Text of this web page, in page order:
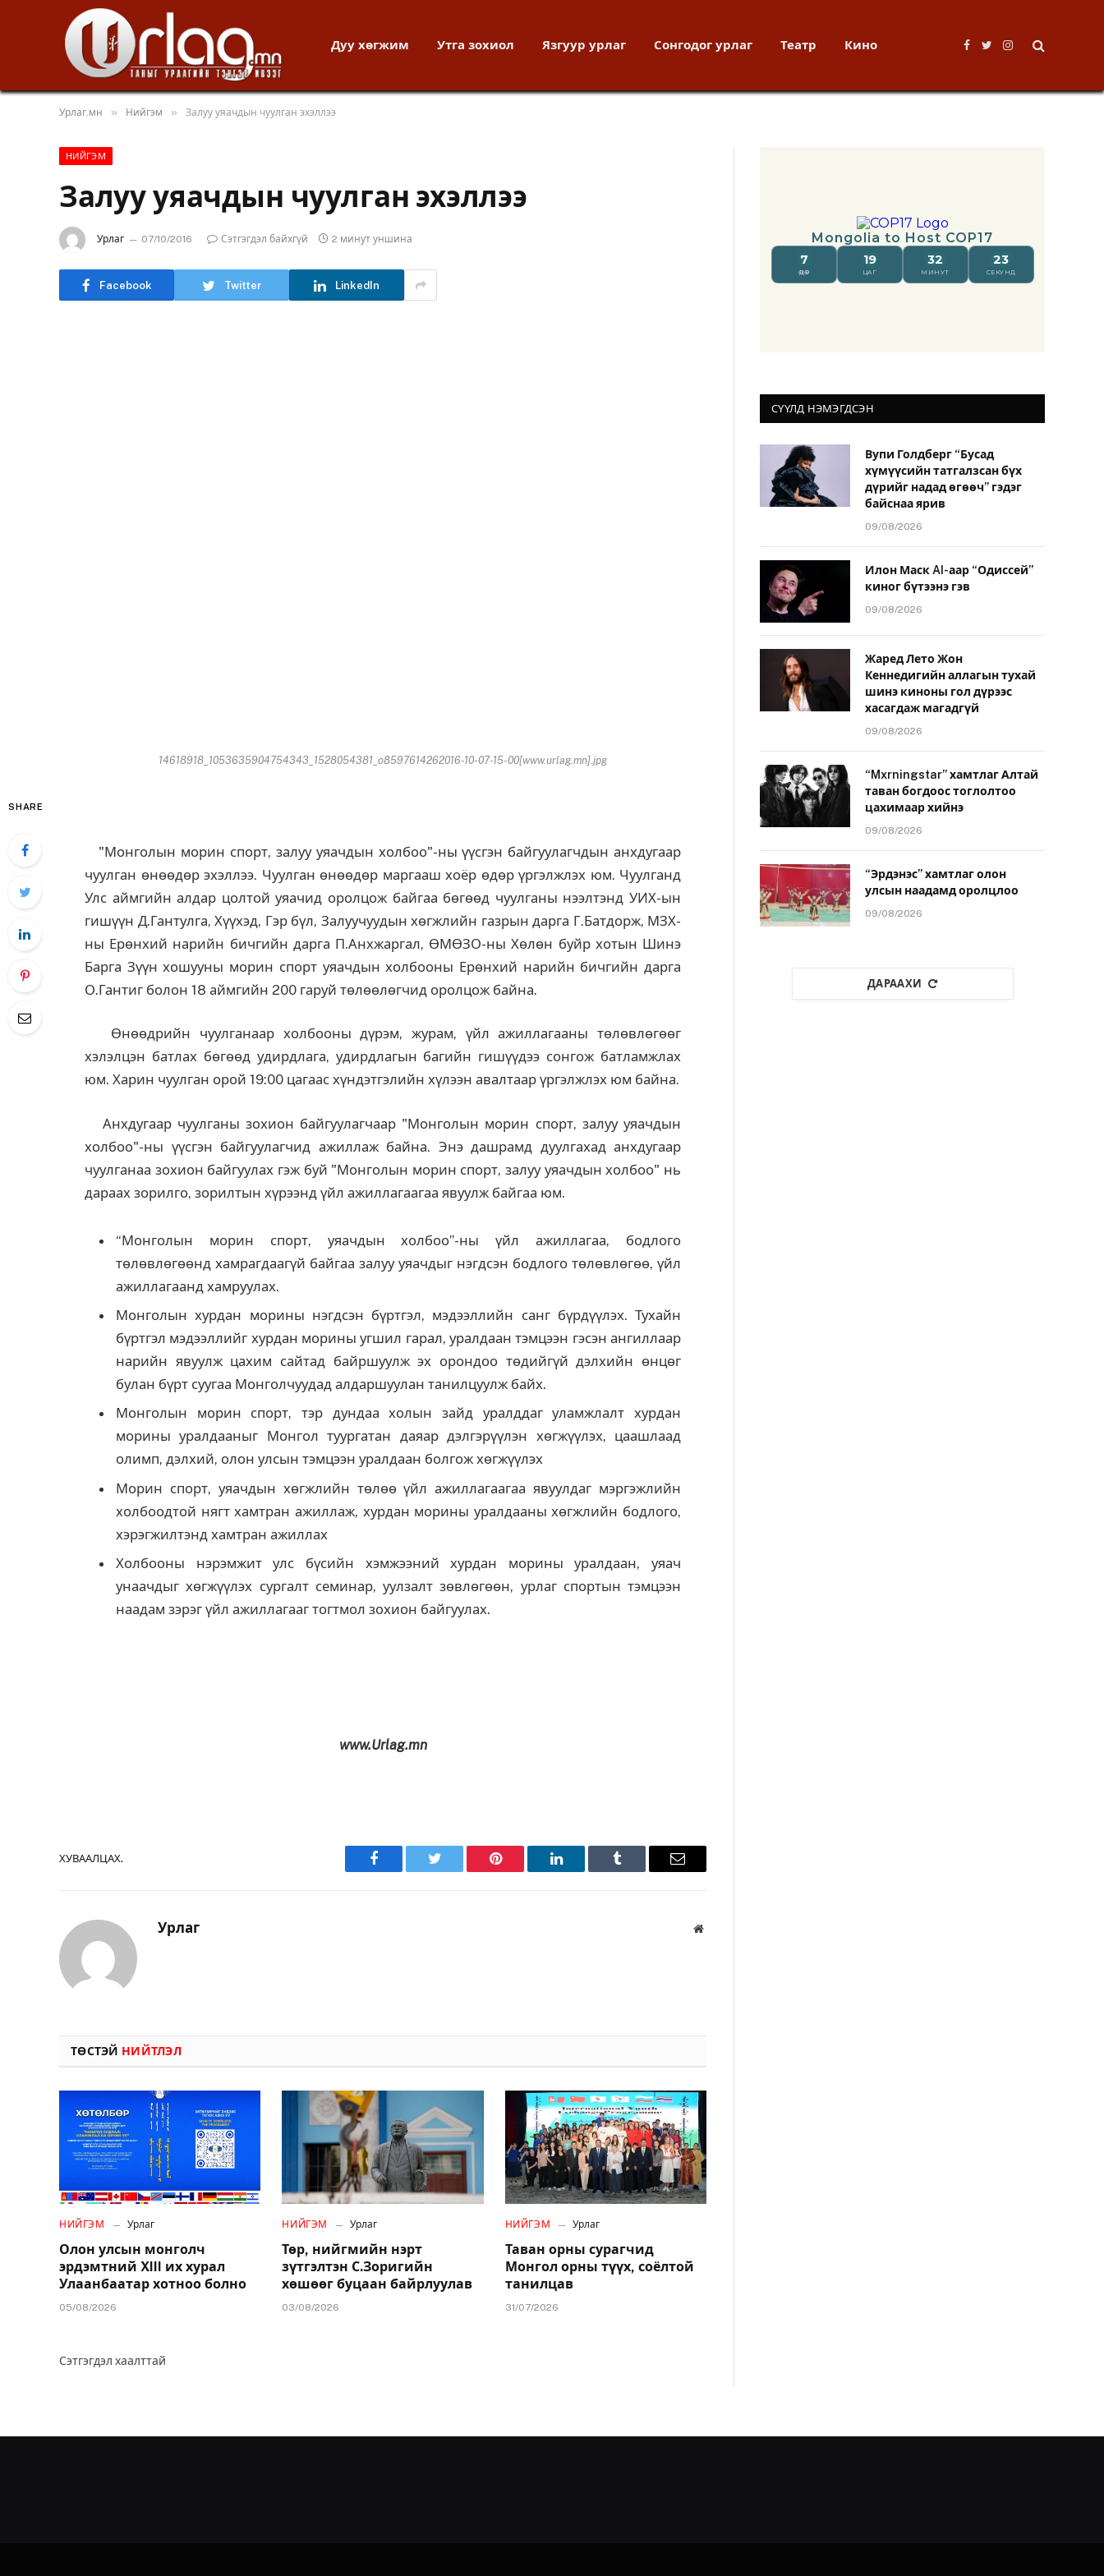
Дуу хөгжим Утга зохиол Язгуур урлаг Сонгодог урлаг Театр Кино
Facebook
TwitterInstagram
Урлаг.мн » Нийгэм » Залуу уяачдын чуулган эхэллээ
НИЙГЭМ
Залуу уяачдын чуулган эхэллээ
Урлаг 07/10/2016 Сэтгэгдэл байхгүй 2 минут уншина
Facebook Twitter LinkedIn
14618918_1053635904754343_1528054381_o8597614262016-10-07-15-00[www.urlag.mn].jpg
SHARE
"Монголын морин спорт, залуу уяачдын холбоо"-ны үүсгэн байгуулагчдын анхдугаар
чуулган өнөөдөр эхэллээ. Чуулган өнөөдөр маргааш хоёр өдөр үргэлжлэх юм. Чуулганд
Улс аймгийн алдар цолтой уяачид оролцож байгаа бөгөөд чуулганы нээлтэнд УИХ-ын
гишүүн Д.Гантулга, Хүүхэд, Гэр бүл, Залуучуудын хөгжлийн газрын дарга Г.Батдорж, МЗХ-
ны Ерөнхий нарийн бичгийн дарга П.Анхжаргал, ӨМӨЗО-ны Хөлөн буйр хотын Шинэ
Барга Зүүн хошууны морин спорт уяачдын холбооны Ерөнхий нарийн бичгийн дарга
О.Гантиг болон 18 аймгийн 200 гаруй төлөөлөгчид оролцож байна.
Өнөөдрийн чуулганаар холбооны дүрэм, журам, үйл ажиллагааны төлөвлөгөөг
хэлэлцэн батлах бөгөөд удирдлага, удирдлагын багийн гишүүдээ сонгож батламжлах
юм. Харин чуулган орой 19:00 цагаас хүндэтгэлийн хүлээн авалтаар үргэлжлэх юм байна.
Анхдугаар чуулганы зохион байгуулагчаар "Монголын морин спорт, залуу уяачдын
холбоо"-ны үүсгэн байгуулагчид ажиллаж байна. Энэ дашрамд дуулгахад анхдугаар
чуулганаа зохион байгуулах гэж буй "Монголын морин спорт, залуу уяачдын холбоо" нь
дараах зорилго, зорилтын хүрээнд үйл ажиллагаагаа явуулж байгаа юм.
“Монголын морин спорт, уяачдын холбоо”-ны үйл ажиллагаа, бодлого
төлөвлөгөөнд хамрагдаагүй байгаа залуу уяачдыг нэгдсэн бодлого төлөвлөгөө, үйл
ажиллагаанд хамруулах.
Монголын хурдан морины нэгдсэн бүртгэл, мэдээллийн санг бүрдүүлэх. Тухайн
бүртгэл мэдээллийг хурдан морины угшил гарал, уралдаан тэмцээн гэсэн ангиллаар
нарийн явуулж цахим сайтад байршуулж эх орондоо төдийгүй дэлхийн өнцөг
булан бүрт суугаа Монголчуудад алдаршуулан танилцуулж байх.
Монголын морин спорт, тэр дундаа холын зайд уралддаг уламжлалт хурдан
морины уралдааныг Монгол туургатан даяар дэлгэрүүлэн хөгжүүлэх, цаашлаад
олимп, дэлхий, олон улсын тэмцээн уралдаан болгож хөгжүүлэх
Морин спорт, уяачдын хөгжлийн төлөө үйл ажиллагаагаа явуулдаг мэргэжлийн
холбоодтой нягт хамтран ажиллаж, хурдан морины уралдааны хөгжлийн бодлого,
хэрэгжилтэнд хамтран ажиллах
Холбооны нэрэмжит улс бүсийн хэмжээний хурдан морины уралдаан, уяач
унаачдыг хөгжүүлэх сургалт семинар, уулзалт зөвлөгөөн, урлаг спортын тэмцээн
наадам зэрэг үйл ажиллагааг тогтмол зохион байгуулах.
www.Urlag.mn
ХУВААЛЦАХ.
Facebook Twitter Pinterest LinkedIn Tumblr Имэйл
Урлаг Вэбсайт
ТӨСТЭЙ НИЙТЛЭЛ
НИЙГЭМ Урлаг
Олон улсын монголч
эрдэмтний XIII их хурал
Улаанбаатар хотноо болно
05/08/2026
НИЙГЭМ Урлаг
Төр, нийгмийн нэрт
зүтгэлтэн С.Зоригийн
хөшөөг буцаан байрлуулав
03/08/2026
НИЙГЭМ Урлаг
Таван орны сурагчид
Монгол орны түүх, соёлтой
танилцав
31/07/2026
Сэтгэгдэл хаалттай
СҮҮЛД НЭМЭГДСЭН
Вупи Голдберг “Бусад
хүмүүсийн татгалзсан бүх
дүрийг надад өгөөч” гэдэг
байснаа ярив
09/08/2026
Илон Маск AI-аар “Одиссей”
киног бүтээнэ гэв
09/08/2026
Жаред Лето Жон
Кеннедигийн аллагын тухай
шинэ киноны гол дүрээс
хасагдаж магадгүй
09/08/2026
“Mxrningstar” хамтлаг Алтай
таван богдоос тоглолтоо
цахимаар хийнэ
09/08/2026
“Эрдэнэс” хамтлаг олон
улсын наадамд оролцлоо
09/08/2026
ДАРААХИ